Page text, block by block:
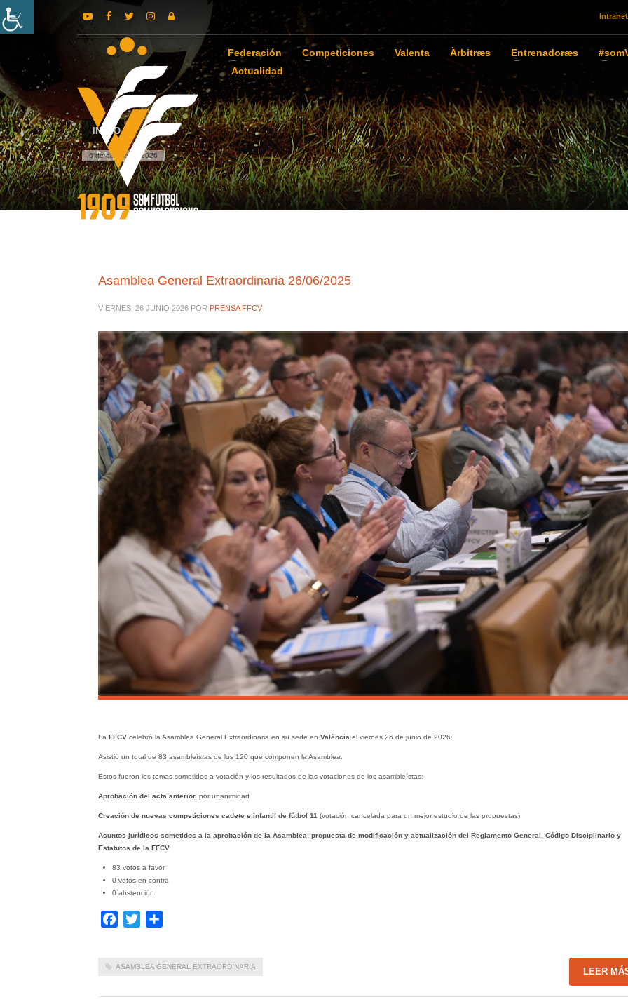
Intranet
Federación Competiciones Valenta Àrbitræs Entrenadoræs
Actualidad
INICIO
6 de agosto de 2026
Asamblea General Extraordinaria 26/06/2025
VIERNES, 26 JUNIO 2026 POR PRENSA FFCV
La FFCVcelebró la Asamblea General Extraordinaria en su sede en València el viernes 26 de junio de 2026.
Asistió un total de 83 asambleístas de los 120 que componen la Asamblea.
Estos fueron los temas sometidos a votación y los resultados de las votaciones de los asambleístas:
Aprobación del acta anterior, por unanimidad
Creación de nuevas competiciones cadete e infantil de fútbol 11 (votación cancelada para un mejor estudio de las propuestas)
Asuntos jurídicos sometidos a la aprobación de la Asamblea: propuesta de modificación y actualización del Reglamento General, Código Disciplinario y
Estatutos de la FFCV
83 votos a favor
0 votos en contra
0 abstención
Facebook
Twitter
ASAMBLEA GENERAL EXTRAORDINARIA LEER